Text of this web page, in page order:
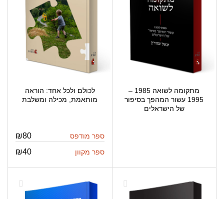
מתקומה לשואה 1985 –
1995 עשור המהפך בסיפור
של הישראלים
לכולם ולכל אחד: הוראה
מותאמת, מכילה ומשלבת
ספר מודפס ₪80
ספר מקוון ₪40